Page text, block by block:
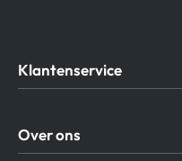
Klantenservice
Privacy beleid
Over ons